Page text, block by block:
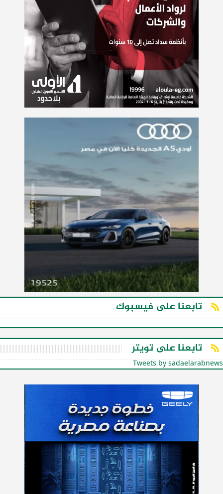
تابعنا على فيسبوك
تابعنا على تويتر
Tweets by sadaelarabnews